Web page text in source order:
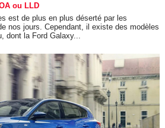
ou LLD
est de plus en plus déserté par les
nos jours. Cependant, il existe des modèles
dont la Ford Galaxy...